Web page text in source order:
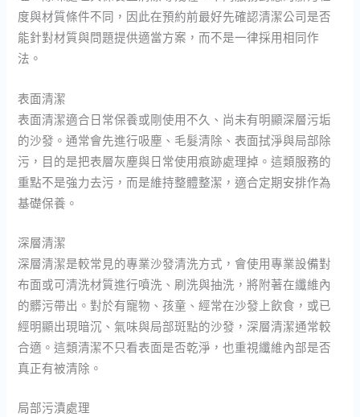
度與材質條件不同，因此在預約前最好先確認清潔公司是否
能針對材質與問題提供適當方案，而不是一律採用相同作
法。
表面清潔
表面清潔適合日常保養或剛使用不久、尚未有明顯深層污垢
的沙發。通常會先進行吸塵、毛髮清除、表面拭淨與局部除
污，目的是把表層灰塵與日常使用痕跡處理掉。這類服務的
重點不是強力去污，而是維持整體整潔，適合定期安排作為
基礎保養。
深層清潔
深層清潔是較常見的專業沙發清洗方式，會使用專業設備對
布面或可清洗材質進行噴洗、刷洗與抽洗，將附著在纖維內
的髒污帶出。對於有寵物、孩童、經常在沙發上飲食，或已
經明顯出現暗沉、氣味與局部斑點的沙發，深層清潔通常較
合適。這類清潔不只看表面是否乾淨，也重視纖維內部是否
真正有被清除。
局部污漬處理